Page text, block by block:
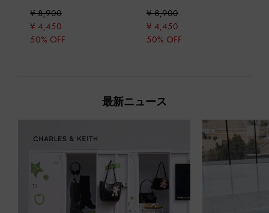
¥ 8,900
¥ 4,450
50% OFF
¥ 8,900
¥ 4,450
50% OFF
最新ニュース